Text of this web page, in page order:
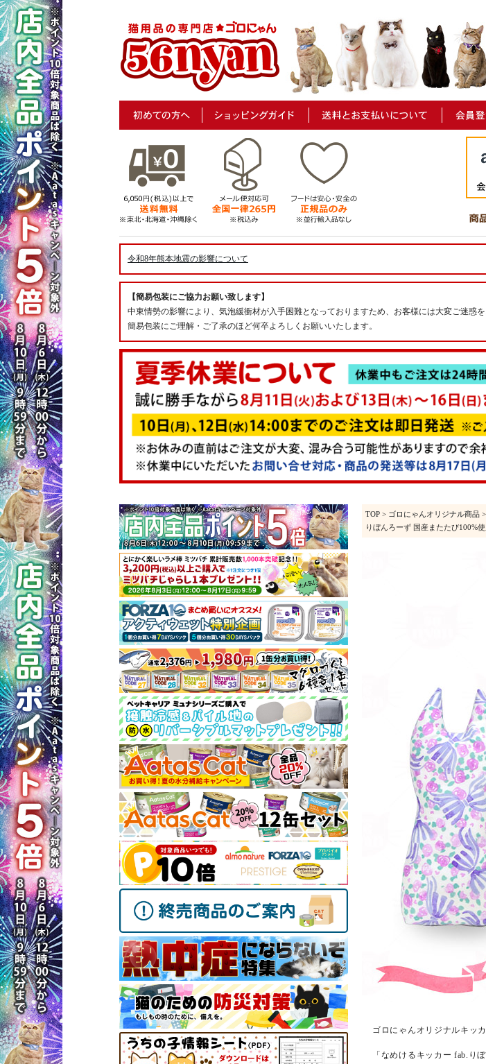
令和8年熊本地震の影響について
【簡易包装にご協力お願い致します】
中東情勢の影響により、気泡緩衝材が入手困難となっておりますため、お客様には大変ご迷惑を
簡易包装にご理解・ご了承のほど何卒よろしくお願いいたします。
TOP > ゴロにゃんオリジナル商品 >
りぼんろーず 国産またたび100%使
ゴロにゃんオリジナルキッ
「なめけるキッカー fab.り